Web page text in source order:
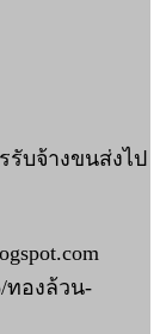
รับจ้างขนส่งไป
ทองล้วน-